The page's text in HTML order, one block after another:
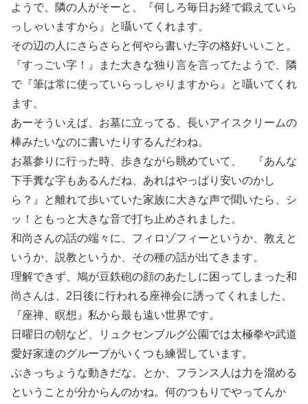
ようで、隣の人がそーと、『何しろ毎日お経で鍛えていら
っしゃいますから』と囁いてくれます。
その辺の人にさらさらと何やら書いた字の格好いいこと。
『すっごい字！』また大きな独り言を言ってたようで、隣
で『筆は常に使っていらっしゃりますから』と囁いてくれ
ます。
あーそういえば、お墓に立ってる、長いアイスクリームの
棒みたいなのに書いたりするんだわね。
お墓参りに行った時、歩きながら眺めていて、 『あんな
下手糞な字もあるんだね、あれはやっぱり安いのかし
ら？』と離れて歩いていた家族に大きな声で聞いたら、シ
ッ！ともっと大きな音で打ち止めされました。
和尚さんの話の端々に、フィロゾフィーというか、教えと
いうか、説教というか、その種の話が出てきます。
理解できず、鳩が豆鉄砲の顔のあたしに困ってしまった和
尚さんは、2日後に行われる座禅会に誘ってくれました。
『座禅、瞑想』私から最も遠い世界です。
日曜日の朝など、リュクセンブルグ公園では太極拳や武道
愛好家達のグループがいくつも練習しています。
ぶきっちょうな動きだな。とか、フランス人は力を溜める
ということが分からんのかね。何のつもりでやってんか